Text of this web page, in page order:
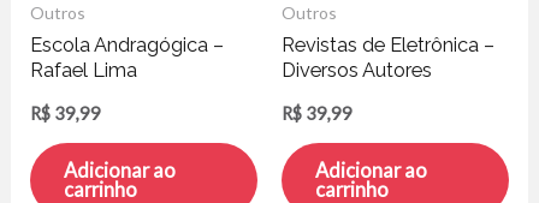
Outros
Escola Andragógica –
Rafael Lima
R$ 39,99
Adicionar ao
carrinho
Outros
Revistas de Eletrônica –
Diversos Autores
R$ 39,99
Adicionar ao
carrinho